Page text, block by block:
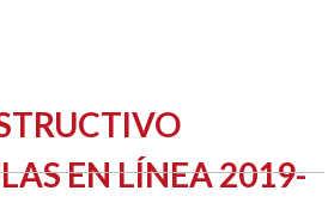
INICIO
SOBRE LTSM
EN LÍNEA 2019-